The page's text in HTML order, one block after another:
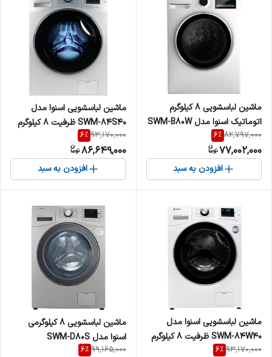
ماشین لباسشویی 8 کیلوگرم
اتوماتیک اسنوا مدل SWM-B80W
82,797,000
6%
77,002,000
افزودن به سبد
ماشین لباسشویی اسنوا مدل
SWM-84S40 ظرفیت 8 کیلوگرم
93,170,000
6%
86,649,000
افزودن به سبد
ماشین لباسشویی اسنوا مدل
SWM-84W40 ظرفیت 8 کیلوگرم
93,170,000
6%
ماشین لباسشویی 8 کیلوگرمی
اسنوا مدل SWM-D80S
99,165,000
6%